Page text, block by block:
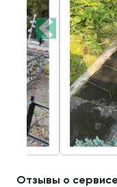
Отзывы о сервисе